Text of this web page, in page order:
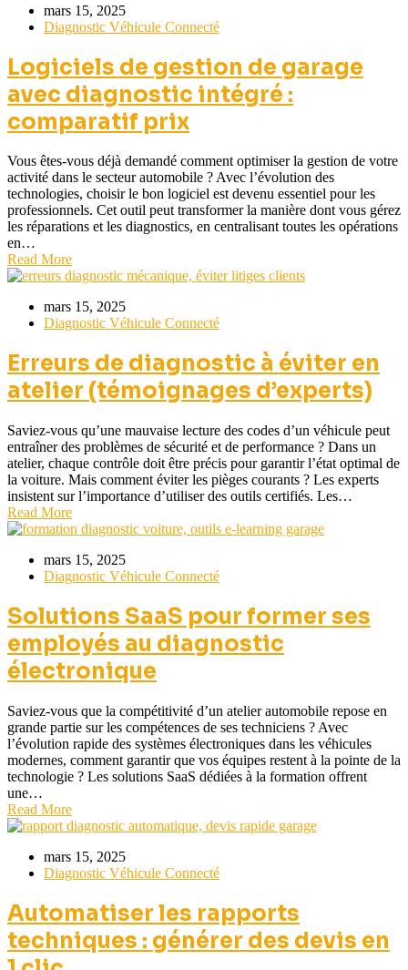
mars 15, 2025
Diagnostic Véhicule Connecté
Logiciels de gestion de garage
avec diagnostic intégré :
comparatif prix
Vous êtes-vous déjà demandé comment optimiser la gestion de votre
activité dans le secteur automobile ? Avec l’évolution des
technologies, choisir le bon logiciel est devenu essentiel pour les
professionnels. Cet outil peut transformer la manière dont vous gérez
les réparations et les diagnostics, en centralisant toutes les opérations
en…
Read More
mars 15, 2025
Diagnostic Véhicule Connecté
Erreurs de diagnostic à éviter en
atelier (témoignages d’experts)
Saviez-vous qu’une mauvaise lecture des codes d’un véhicule peut
entraîner des problèmes de sécurité et de performance ? Dans un
atelier, chaque contrôle doit être précis pour garantir l’état optimal de
la voiture. Mais comment éviter les pièges courants ? Les experts
insistent sur l’importance d’utiliser des outils certifiés. Les…
Read More
mars 15, 2025
Diagnostic Véhicule Connecté
Solutions SaaS pour former ses
employés au diagnostic
électronique
Saviez-vous que la compétitivité d’un atelier automobile repose en
grande partie sur les compétences de ses techniciens ? Avec
l’évolution rapide des systèmes électroniques dans les véhicules
modernes, comment garantir que vos équipes restent à la pointe de la
technologie ? Les solutions SaaS dédiées à la formation offrent
une…
Read More
mars 15, 2025
Diagnostic Véhicule Connecté
Automatiser les rapports
techniques : générer des devis en